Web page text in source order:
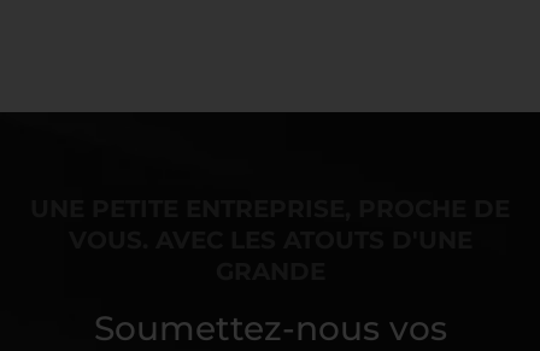
Soumettez-nous vos